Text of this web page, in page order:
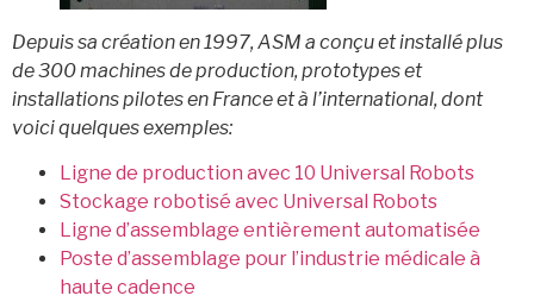
Depuis sa création en 1997, ASM a conçu et installé plus
de 300 machines de production, prototypes et
installations pilotes en France et à l’international, dont
voici quelques exemples:
Ligne de production avec 10 Universal Robots
Stockage robotisé avec Universal Robots
Ligne d’assemblage entièrement automatisée
Poste d’assemblage pour l’industrie médicale à
haute cadence